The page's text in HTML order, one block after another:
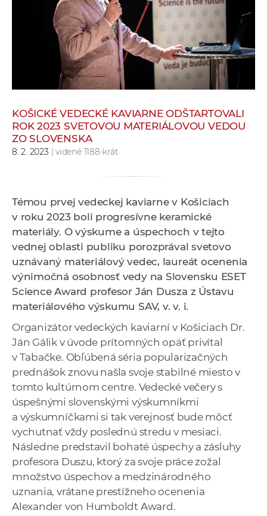
r
a
c
v
n
c
a
p
r
a
c
KOŠICKÉ VEDECKÉ KAVIARNE ODŠTARTOVALI
ROK 2023 SVETOVOU MATERIÁLOVOU VEDOU
ZO SLOVENSKA
8. 2. 2023 | videné 1188-krát
Témou prvej vedeckej kaviarne v Košiciach
v roku 2023 boli progresívne keramické
materiály. O výskume a úspechoch v tejto
vednej oblasti publiku porozprával svetovo
uznávaný materiálový vedec, laureát ocenenia
výnimočná osobnosť vedy na Slovensku ESET
Science Award profesor Ján Dusza z Ústavu
materiálového výskumu SAV, v. v. i.
Organizátor vedeckých kaviarní v Košiciach Dr.
Ján Gálik v úvode prítomných opäť privítal
v Tabačke. Obľúbená séria popularizačných
prednášok znovu našla svoje stabilné miesto v
tomto kultúrnom centre. Vedecké večery s
úspešnými slovenskými výskumníkmi
a výskumníčkami si tak verejnosť bude môcť
vychutnať vždy poslednú stredu v mesiaci.
Následne predstavil bohaté úspechy a zásluhy
profesora Duszu, ktorý za svoje práce zožal
množstvo úspechov a medzinárodného
uznania, vrátane prestížneho ocenenia
Alexander von Humboldt Award.